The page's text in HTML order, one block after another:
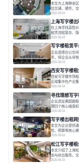
本文为上海静安
估交通、硬件、
出打破固定工位
以说明。之后指
价值、助力企业
2026-08-04
上海写字楼出
在上海寻找高性
租赁流程复杂、
为例，其提供从
业应明确自身需
空间，对于企业
2026-08-04
写字楼租赁平
企业选择办公空
务，将企业从非
接；签约后则需
与个性化运营结
力转变。在为企
2026-08-04
西安写字楼租
西安写字楼市场
区域集中在产业
性与员工体验，
长，推动市场向
一现象引发了的
2026-08-04
寻找理想写字
企业选址需超越
理四个核心维度
套服务及社群资
言，寻找一处合
更直接影响着企
2026-08-04
写字楼出租网
本文为企业提供
性、预算等核心
区产业生态与交
进行线下实地验
数字化时代，写
2026-08-04
松江写字楼租
本文介绍了上海
态与综合服务。
空间。之后，以
2026-08-03